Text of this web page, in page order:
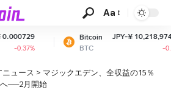
Aa
Bitcoin
BTC
JPY-¥ 10,218,974.13
ニュース > マジックエデン、全収益の15％
──2月開始